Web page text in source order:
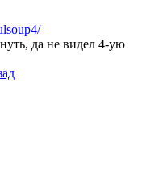
да не видел 4-ую